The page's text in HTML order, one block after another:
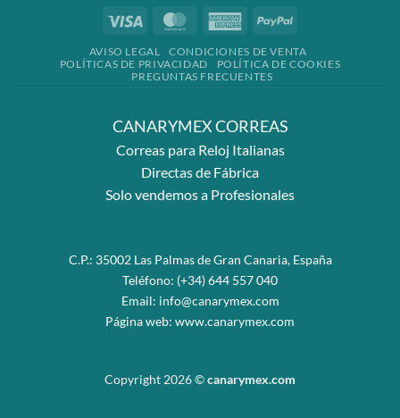
Visa MasterCardAmericanPayPal
AVISO LEGAL
CONDICIONES DE VENTA
POLÍTICAS DE PRIVACIDAD
POLÍTICA DE COOKIES
PREGUNTAS FRECUENTES
CANARYMEX CORREAS
Correas para Reloj Italianas
Directas de Fábrica
Solo vendemos a Profesionales
C.P.: 35002 Las Palmas de Gran Canaria, España
Teléfono: (+34) 644 557 040
Email: info@canarymex.com
Página web: www.canarymex.com
Copyright 2026 ©canarymex.com